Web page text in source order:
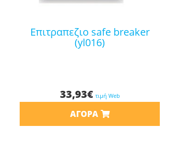
επιτραπεζιο safe breaker
(yl016)
33,93€ τιμή Web
ΑΓΟΡΆ